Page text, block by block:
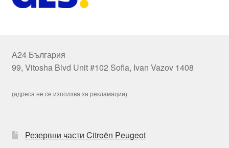
А24 България
99, Vitosha Blvd Unit #102 Sofia, Ivan Vazov 1408
(адреса не се използва за рекламации)
Резервни части Citroën Peugeot